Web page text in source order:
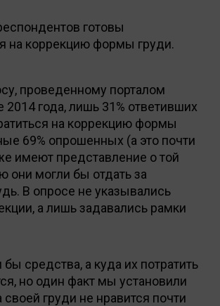
готовы
на коррекцию формы груди.
проведенному порталом
2014 года, лишь 31% ответивших
на коррекцию формы
69% опрошенных (а это почти
имеют представление о той
они могли бы отдать за
В опросе не указывались
а лишь задавались рамки
средства, а куда их потратить
но один факт мы установили
груди не нравится почти